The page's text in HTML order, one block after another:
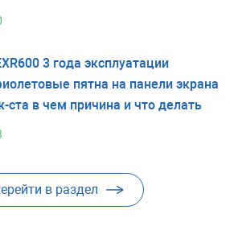
3 года эксплуатации
пятна на панели экрана
в чем причина и что делать
в раздел